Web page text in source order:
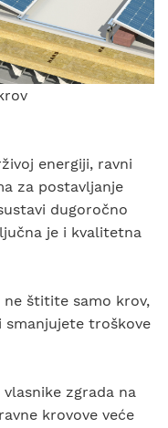
energiji, ravni
za postavljanje
dugoročno
je i kvalitetna
štitite samo krov,
smanjujete troškove
zgrada na
krovove veće